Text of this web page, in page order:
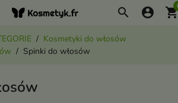
search account_circle
Kosmetyki do włosów
Spinki do włosów